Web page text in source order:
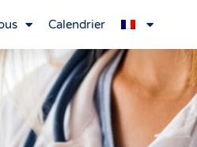
Calendrier